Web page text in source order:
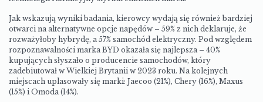
Jak wskazują wyniki badania, kierowcy wydają się również bardziej
otwarci na alternatywne opcje napędów – 59% z nich deklaruje, że
rozważyłoby hybrydę, a 57% samochód elektryczny. Pod względem
rozpoznawalności marka BYD okazała się najlepsza – 40%
kupujących słyszało o producencie samochodów, który
zadebiutował w Wielkiej Brytanii w 2023 roku. Na kolejnych
miejscach uplasowały się marki: Jaecoo (21%), Chery (16%), Maxus
(15%) i Omoda (14%).